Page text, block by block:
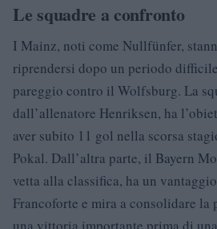
Le squadre a confronto
I Mainz, noti come Nullfünfer,
riprendersi dopo un periodo
pareggio contro il Wolfsburg. La
dall’allenatore Henriksen, ha
aver subito 11 gol nella scorsa
Pokal. Dall’altra parte, il Bayern
vetta alla classifica, ha un
Francoforte e mira a consolidare